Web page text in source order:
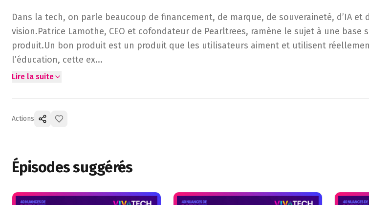
Dans la tech, on parle beaucoup de financement, de marque, de souveraineté, d’IA et de
Dans la tech, on parle beaucoup de financement, de marque, de souveraineté, d’IA et
vision.Patrice Lamothe, CEO et cofondateur de Pearltrees, ramène le sujet à une base
produit.Un bon produit est un produit que les utilisateurs aiment et utilisent
l’éducation, cette ex...
Lire la suite
Actions
Épisodes suggérés